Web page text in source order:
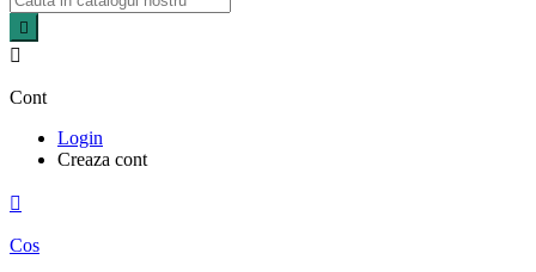


Cont
Login
Creaza cont

Cos